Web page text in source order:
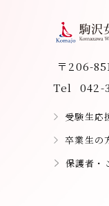
〒206-
Tel
042-
受験生応
卒業生の
保護者・